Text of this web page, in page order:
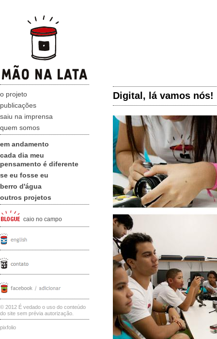
o projeto
publicações
saiu na imprensa
quem somos
em andamento
cada dia meu
pensamento é diferente
se eu fosse eu
berro d'água
outros projetos
caio no campo
© 2012 É vedado o uso do conteúdo
do site sem prévia autorização.
pixfolio
Digital, lá vamos nós!